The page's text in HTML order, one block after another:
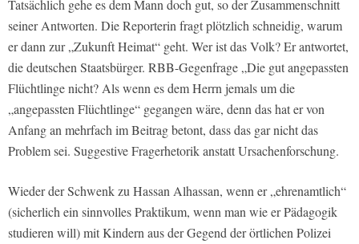
Tatsächlich gehe es dem Mann doch gut, so der Zusammenschnitt
seiner Antworten. Die Reporterin fragt plötzlich schneidig, warum
er dann zur „Zukunft Heimat“ geht. Wer ist das Volk? Er antwortet,
die deutschen Staatsbürger. RBB-Gegenfrage „Die gut angepassten
Flüchtlinge nicht? Als wenn es dem Herrn jemals um die
„angepassten Flüchtlinge“ gegangen wäre, denn das hat er von
Anfang an mehrfach im Beitrag betont, dass das gar nicht das
Problem sei. Suggestive Fragerhetorik anstatt Ursachenforschung.
Wieder der Schwenk zu Hassan Alhassan, wenn er „ehrenamtlich“
(sicherlich ein sinnvolles Praktikum, wenn man wie er Pädagogik
studieren will) mit Kindern aus der Gegend der örtlichen Polizei